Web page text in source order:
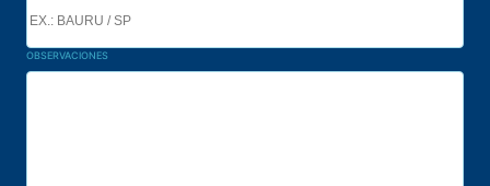
OBSERVACIONES